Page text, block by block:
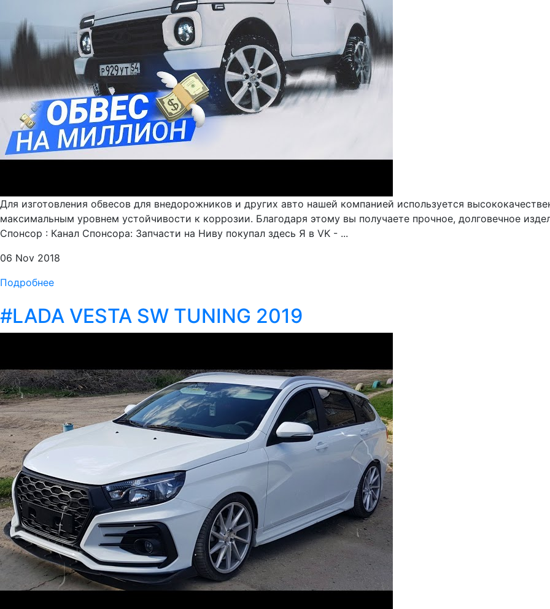
Для изготовления обвесов для внедорожников и других авто нашей компанией используется
максимальным уровнем устойчивости к коррозии. Благодаря этому вы получаете прочное, долговечное
Спонсор : Канал Спонсора: Запчасти на Ниву покупал здесь Я в VK - ...
06 Nov 2018
Подробнее
#LADA VESTA SW TUNING 2019